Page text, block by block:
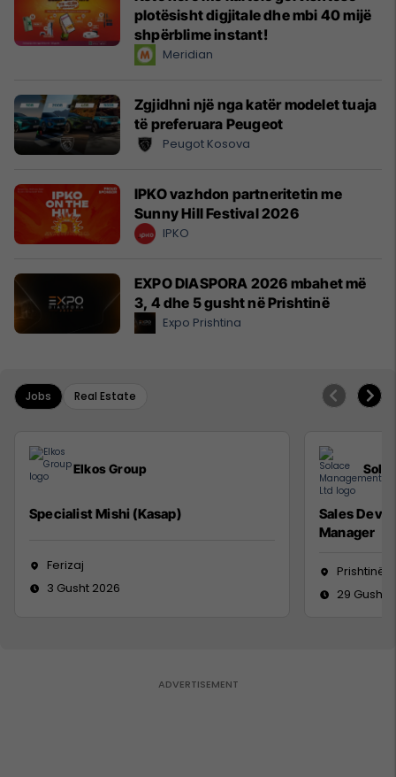
plotësisht digjitale dhe mbi 40 mijë
shpërblime instant!
Meridian
Zgjidhni një nga katër modelet tuaja
të preferuara Peugeot
Peugot Kosova
IPKO vazhdon partneritetin me
Sunny Hill Festival 2026
IPKO
EXPO DIASPORA 2026 mbahet më
3, 4 dhe 5 gusht në Prishtinë
Expo Prishtina
Jobs Real Estate
Elkos Group
Specialist Mishi (Kasap)
Ferizaj
3 Gusht 2026
Sales
Manager
Prishtinë
29 Gusht